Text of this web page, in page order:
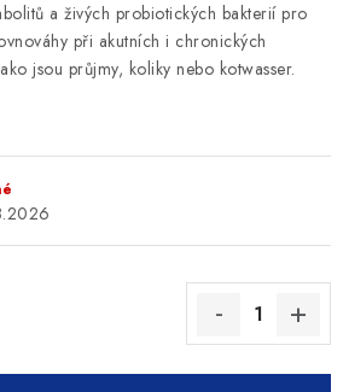
a živých probiotických bakterií pro
při akutních i chronických
jsou průjmy, koliky nebo kotwasser.